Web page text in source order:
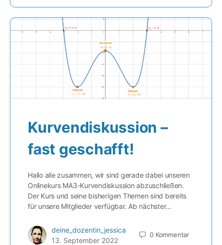
Kurvendiskussion –
fast geschafft!
Hallo alle zusammen, wir sind gerade dabei unseren
Onlinekurs MA3-Kurvendiskussion abzuschließen.
Der Kurs und seine bisherigen Themen sind bereits
für unsere Mitglieder verfügbar. Ab nächster…
deine_dozentin_jessica
13. September 2022
0 Kommentar